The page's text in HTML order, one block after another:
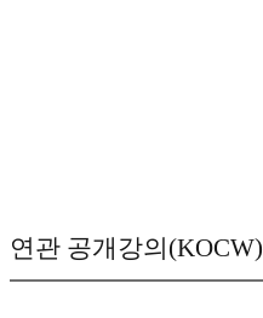
연관 공개강의(KOCW)